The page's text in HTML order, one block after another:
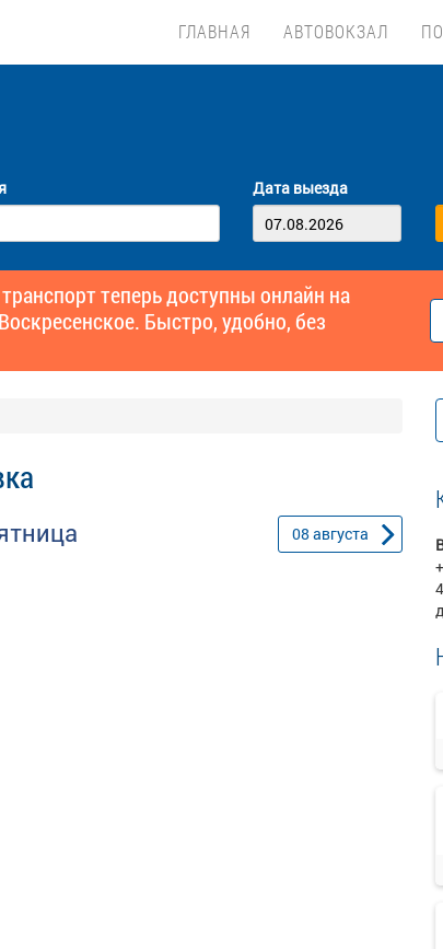
ГЛАВНАЯ АВТОВОКЗАЛ
Дата выезда
теперь доступны онлайн на
Быстро, удобно, без
08 августа